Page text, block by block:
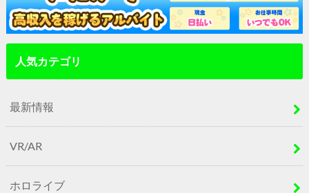
人気カテゴリ
最新情報
VR/AR
ホロライブ